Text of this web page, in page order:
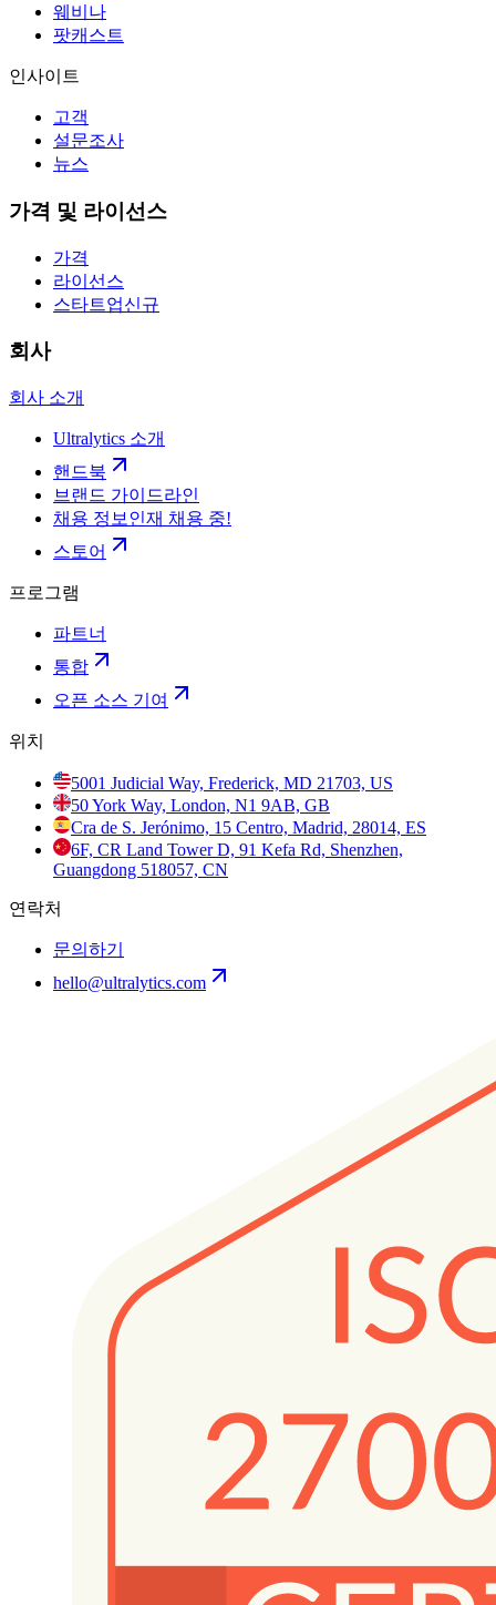
웨비나
팟캐스트
인사이트
고객
설문조사
뉴스
가격 및 라이선스
가격
라이선스
스타트업신규
회사
회사 소개
Ultralytics 소개
핸드북
브랜드 가이드라인
채용 정보 인재 채용 중!
스토어
프로그램
파트너
통합
오픈 소스 기여
위치
5001 Judicial Way, Frederick, MD 21703, US
50 York Way, London, N1 9AB, GB
Cra de S. Jerónimo, 15 Centro, Madrid, 28014, ES
6F, CR Land Tower D, 91 Kefa Rd, Shenzhen,
Guangdong 518057, CN
연락처
문의하기
hello@ultralytics.com